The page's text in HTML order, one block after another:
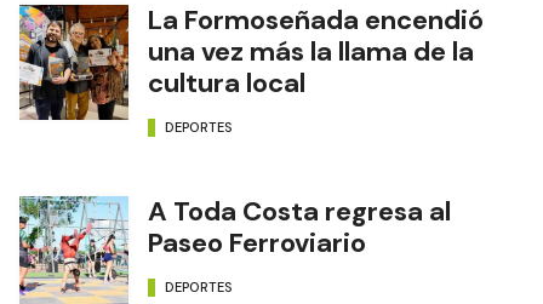
La Formoseñada encendió
una vez más la llama de la
cultura local
DEPORTES
A Toda Costa regresa al
Paseo Ferroviario
DEPORTES